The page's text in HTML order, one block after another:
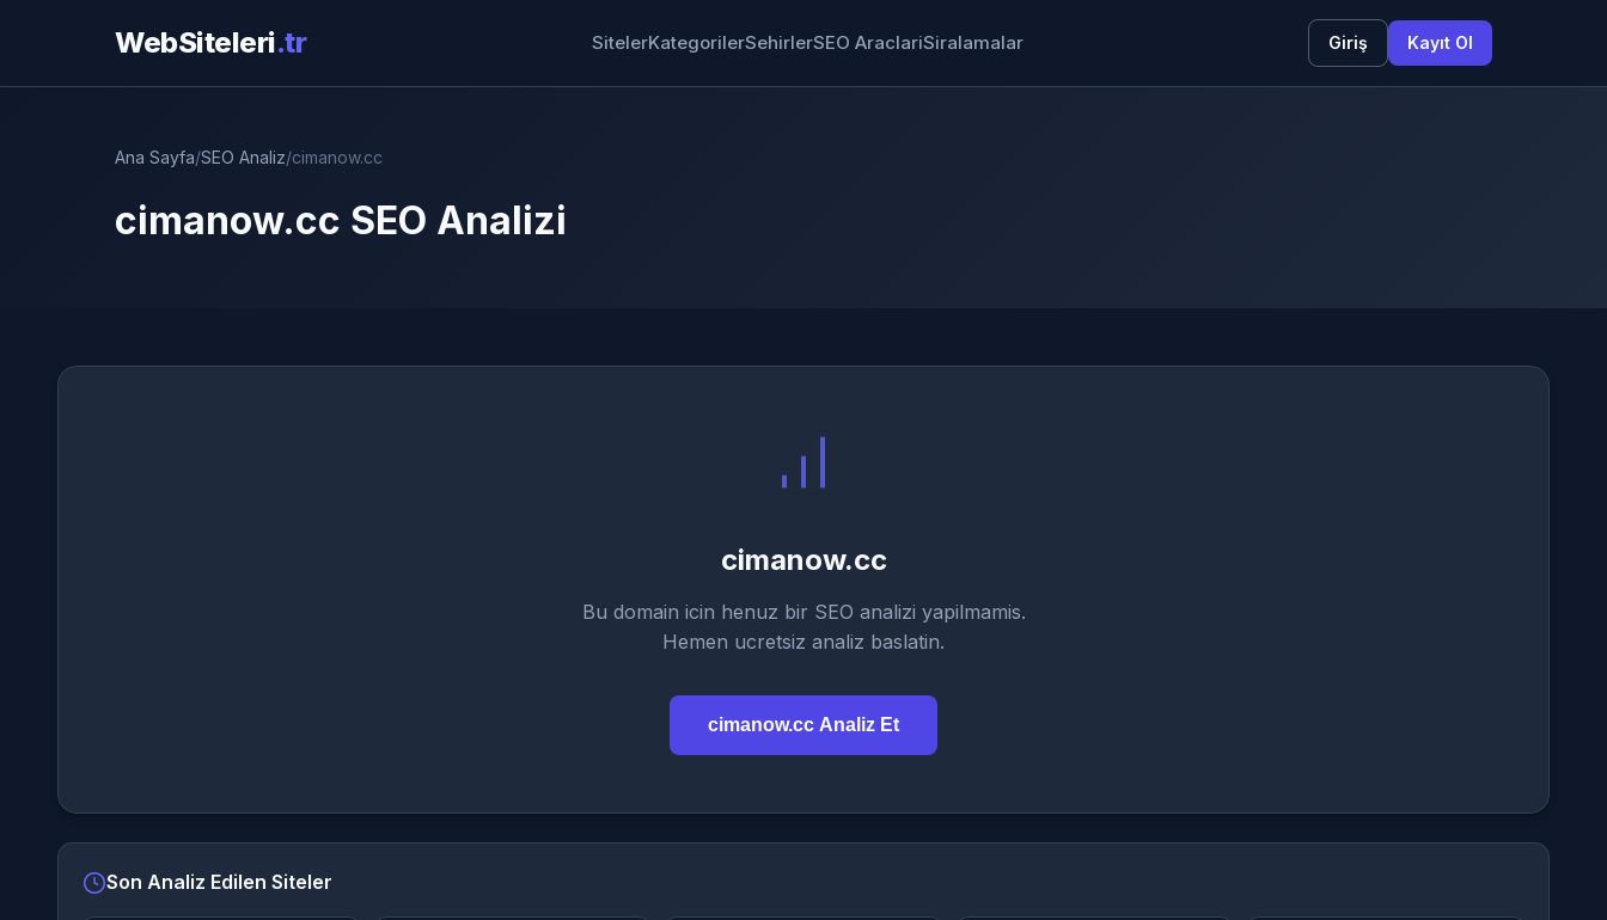
WebSiteleri.tr SitelerKategorilerSehirlerSEO AraclariSiralamalar Giriş Kayıt Ol
Ana Sayfa/SEO Analiz/cimanow.cc
cimanow.cc SEO Analizi
cimanow.cc
Bu domain icin henuz bir SEO analizi yapilmamis.
Hemen ucretsiz analiz baslatin.
cimanow.cc Analiz Et
Son Analiz Edilen Siteler